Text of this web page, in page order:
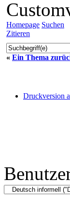
Homepage Suchen
Zitieren
« Ein Thema
Druckversion